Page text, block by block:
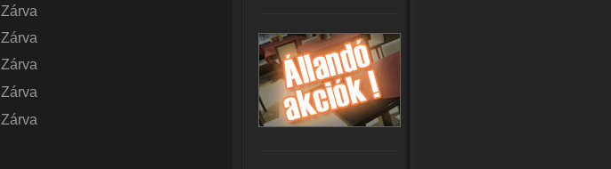
Zárva
Zárva
Zárva
Zárva
Zárva